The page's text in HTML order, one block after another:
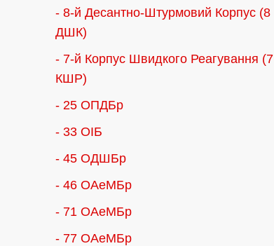
- 8-й Десантно-Штурмовий Корпус (8
ДШК)
- 7-й Корпус Швидкого Реагування (7
КШР)
- 25 ОПДБр
- 33 ОІБ
- 45 ОДШБр
- 46 ОАеМБр
- 71 ОАеМБр
- 77 ОАеМБр